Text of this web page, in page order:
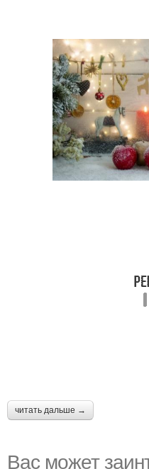
читать дальше →
Вас может